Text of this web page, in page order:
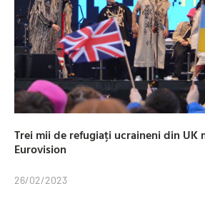
Trei mii de refugiați ucraineni din UK
Eurovision
26/02/2023